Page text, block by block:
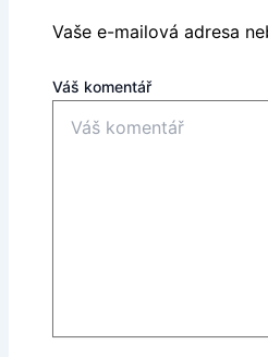
Vaše e-mailová adresa
Váš komentář